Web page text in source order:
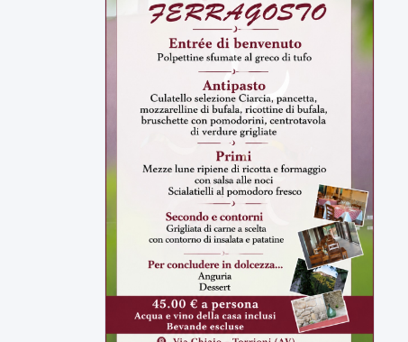
ULTIMI VIDEO
TUTTI I VIDEO
▶
6 AGOSTO 2026 CRONACA